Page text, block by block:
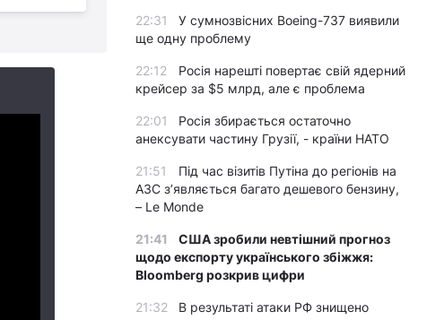
22:31
У сумнозвісних Boeing-737 виявили
ще одну проблему
22:12
Росія нарешті повертає свій ядерний
крейсер за $5 млрд, але є проблема
22:01
Росія збирається остаточно
анексувати частину Грузії, - країни НАТО
21:51
Під час візитів Путіна до регіонів на
АЗС з’являється багато дешевого бензину,
– Le Monde
21:41
США зробили невтішний прогноз
щодо експорту українського збіжжя:
Bloomberg розкрив цифри
21:32
В результаті атаки РФ знищено